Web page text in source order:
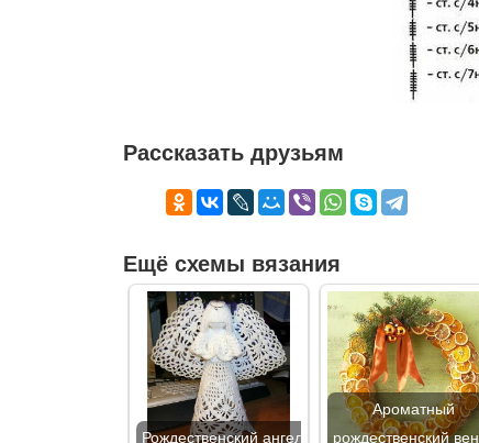
Рассказать друзьям
Ещё схемы вязания
Рождественский ангел
Ароматный
рождественский